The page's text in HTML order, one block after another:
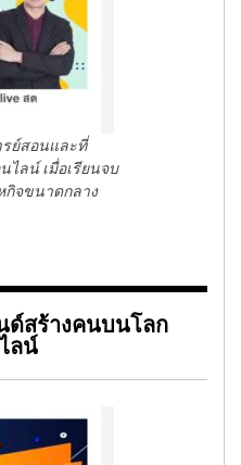
รย์สอนและที่
ลน์ เมื่อเรียนจบ
กิจขนาดกลาง
ด์สร้างคนบนโลก
ลน์